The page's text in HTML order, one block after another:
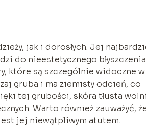
jak i dorosłych. Jej
do nieestetycznego
które są szczególnie widoczne w
gruba i ma ziemisty odcień, co
tej grubości, skóra tłusta
Warto również zauważyć,
jej niewątpliwym atutem.